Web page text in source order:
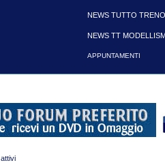
NEWS TUTTO
NEWS TT
APPUNTAMENTI